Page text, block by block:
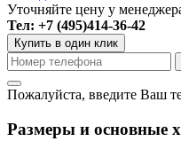
Уточняйте цену у
Тел: +7 (495)414-36-42
Купить в один клик
Пожалуйста, введите Ваш
Размеры и основные